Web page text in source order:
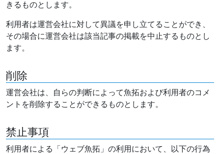
きるものとします。
利用者は運営会社に対して異議を申し立てることができ、
その場合に運営会社は該当記事の掲載を中止するものとし
ます。
削除
運営会社は、自らの判断によって魚拓および利用者のコメ
ントを削除することができるものとします。
禁止事項
利用者による「ウェブ魚拓」の利用において、以下の行為